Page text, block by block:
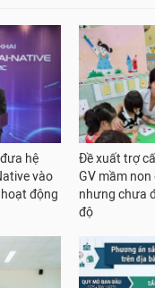
hệ
vào
động
Đề xuất trợ
GV mầm
nhưng chưa
độ